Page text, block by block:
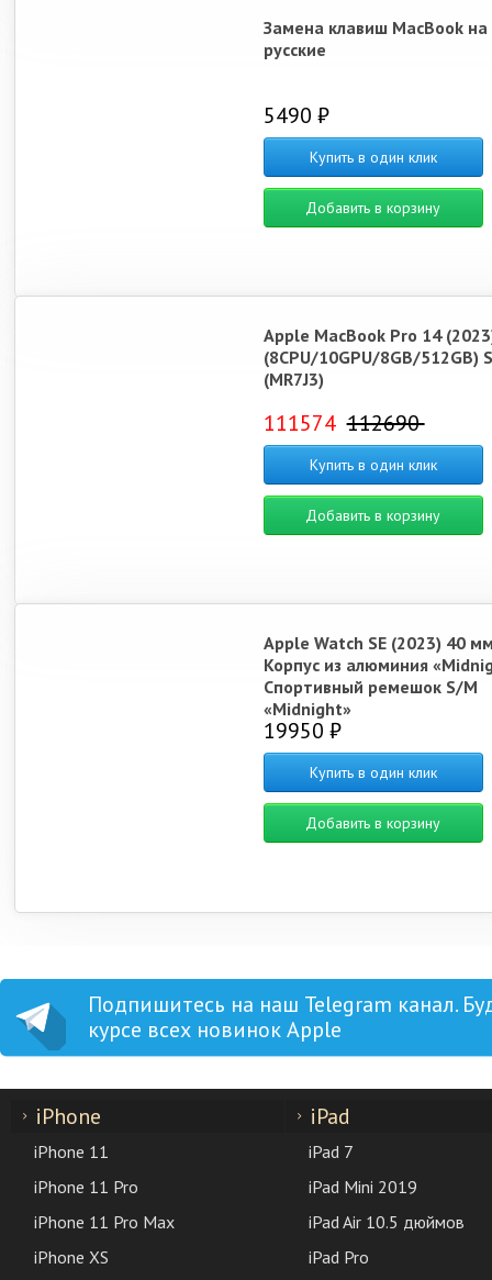
Замена клавиш MacBook на
русские
5490 ₽
Купить в один клик
Добавить в корзину
Apple MacBook Pro 14
(8CPU/10GPU/8GB/512GB)
(MR7J3)
111574 112690
Купить в один клик
Добавить в корзину
Apple Watch SE (2023) 40
Корпус из алюминия
Спортивный ремешок S/M
«Midnight»
19950 ₽
Купить в один клик
Добавить в корзину
Подпишитесь на наш Telegram канал.
курсе всех новинок Apple
iPhone
iPhone 11
iPhone 11 Pro
iPhone 11 Pro Max
iPhone XS
iPad
iPad 7
iPad Mini 2019
iPad Air 10.5 дюймов
iPad Pro